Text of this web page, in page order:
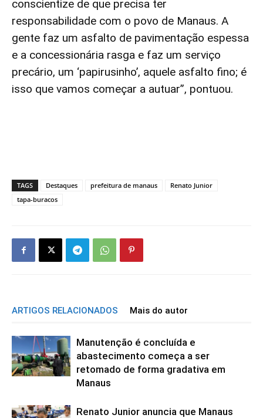
conscientize de que precisa ter
responsabilidade com o povo de Manaus. A
gente faz um asfalto de pavimentação espessa
e a concessionária rasga e faz um serviço
precário, um ‘papirusinho’, aquele asfalto fino; é
isso que vamos começar a autuar”, pontuou.
TAGS Destaques prefeitura de manaus
Renato Junior
tapa-buracos
ARTIGOS RELACIONADOS Mais do autor
Manutenção é concluída e
abastecimento começa a ser
retomado de forma gradativa em
Manaus
Renato Junior anuncia que Manaus